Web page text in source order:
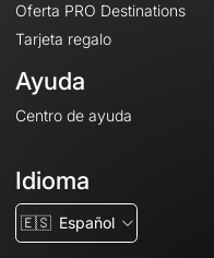
Oferta PRO Destinations
Tarjeta regalo
Ayuda
Centro de ayuda
Idioma
🇪🇸 Español